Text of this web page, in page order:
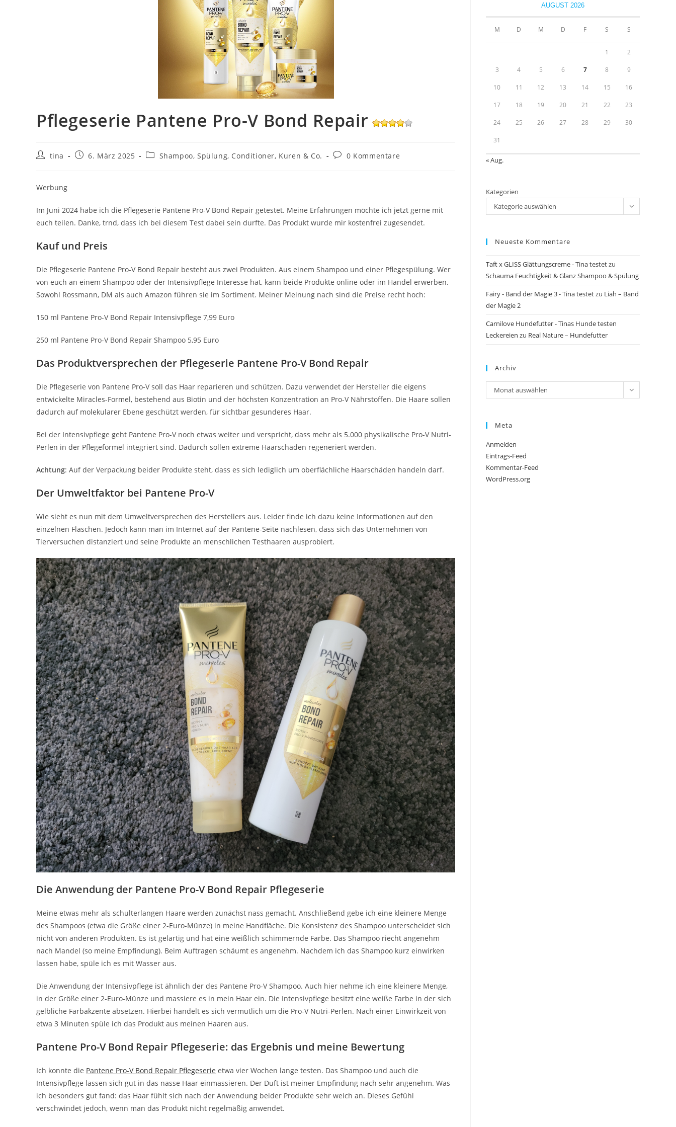
Pflegeserie Pantene Pro-V Bond Repair
Beitrags-
tina
Beitrag6. März 2025
Beitrags-
Shampoo, Spülung, Conditioner, Kuren & Co.
Beitrags-
0 Kommentare
Werbung
Im Juni 2024 habe ich die Pflegeserie Pantene Pro-V Bond Repair getestet. Meine Erfahrungen möchte ich jetzt gerne mit
euch teilen. Danke, trnd, dass ich bei diesem Test dabei sein durfte. Das Produkt wurde mir kostenfrei zugesendet.
Kauf und Preis
Die Pflegeserie Pantene Pro-V Bond Repair besteht aus zwei Produkten. Aus einem Shampoo und einer Pflegespülung. Wer
von euch an einem Shampoo oder der Intensivpflege Interesse hat, kann beide Produkte online oder im Handel erwerben.
Sowohl Rossmann, DM als auch Amazon führen sie im Sortiment. Meiner Meinung nach sind die Preise recht hoch:
150 ml Pantene Pro-V Bond Repair Intensivpflege 7,99 Euro
250 ml Pantene Pro-V Bond Repair Shampoo 5,95 Euro
Das Produktversprechen der Pflegeserie Pantene Pro-V Bond Repair
Die Pflegeserie von Pantene Pro-V soll das Haar reparieren und schützen. Dazu verwendet der Hersteller die eigens
entwickelte Miracles-Formel, bestehend aus Biotin und der höchsten Konzentration an Pro-V Nährstoffen. Die Haare sollen
dadurch auf molekularer Ebene geschützt werden, für sichtbar gesunderes Haar.
Bei der Intensivpflege geht Pantene Pro-V noch etwas weiter und verspricht, dass mehr als 5.000 physikalische Pro-V Nutri-
Perlen in der Pflegeformel integriert sind. Dadurch sollen extreme Haarschäden regeneriert werden.
Achtung: Auf der Verpackung beider Produkte steht, dass es sich lediglich um oberflächliche Haarschäden handeln darf.
Der Umweltfaktor bei Pantene Pro-V
Wie sieht es nun mit dem Umweltversprechen des Herstellers aus. Leider finde ich dazu keine Informationen auf den
einzelnen Flaschen. Jedoch kann man im Internet auf der Pantene-Seite nachlesen, dass sich das Unternehmen von
Tierversuchen distanziert und seine Produkte an menschlichen Testhaaren ausprobiert.
Die Anwendung der Pantene Pro-V Bond Repair Pflegeserie
Meine etwas mehr als schulterlangen Haare werden zunächst nass gemacht. Anschließend gebe ich eine kleinere Menge
des Shampoos (etwa die Größe einer 2-Euro-Münze) in meine Handfläche. Die Konsistenz des Shampoo unterscheidet sich
nicht von anderen Produkten. Es ist gelartig und hat eine weißlich schimmernde Farbe. Das Shampoo riecht angenehm
nach Mandel (so meine Empfindung). Beim Auftragen schäumt es angenehm. Nachdem ich das Shampoo kurz einwirken
lassen habe, spüle ich es mit Wasser aus.
Die Anwendung der Intensivpflege ist ähnlich der des Pantene Pro-V Shampoo. Auch hier nehme ich eine kleinere Menge,
in der Größe einer 2-Euro-Münze und massiere es in mein Haar ein. Die Intensivpflege besitzt eine weiße Farbe in der sich
gelbliche Farbakzente absetzen. Hierbei handelt es sich vermutlich um die Pro-V Nutri-Perlen. Nach einer Einwirkzeit von
etwa 3 Minuten spüle ich das Produkt aus meinen Haaren aus.
Pantene Pro-V Bond Repair Pflegeserie: das Ergebnis und meine Bewertung
Ich konnte die Pantene Pro-V Bond Repair Pflegeserie etwa vier Wochen lange testen. Das Shampoo und auch die
Intensivpflege lassen sich gut in das nasse Haar einmassieren. Der Duft ist meiner Empfindung nach sehr angenehm. Was
ich besonders gut fand: das Haar fühlt sich nach der Anwendung beider Produkte sehr weich an. Dieses Gefühl
verschwindet jedoch, wenn man das Produkt nicht regelmäßig anwendet.
AUGUST 2026
M D M D F S S
1 2
3 4 5 6 7 8 9
10 11 12 13 14 15 16
17 18 19 20 21 22 23
24 25 26 27 28 29 30
31
« Aug.
Kategorien
Kategorie auswählen
Neueste Kommentare
Taft x GLISS Glättungscreme - Tina testetzu
Schauma Feuchtigkeit & Glanz Shampoo & Spülung
Fairy - Band der Magie 3 - Tina testetzu Liah – Band
der Magie 2
Carnilove Hundefutter - Tinas Hunde testen
Leckereien zu Real Nature – Hundefutter
Archiv
Archiv
Monat auswählen
Meta
Anmelden
Eintrags-Feed
Kommentar-Feed
WordPress.org